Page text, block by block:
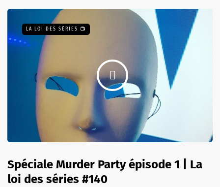
LA LOI DES SÉRIES 📺
Spéciale Murder Party épisode 1 | La
loi des séries #140